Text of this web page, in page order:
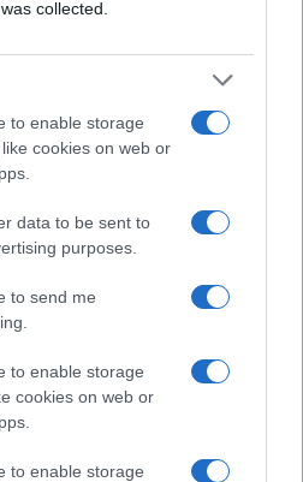
collected.
to enable storage
cookies on web or
data to be sent to
purposes.
to send me
to enable storage
cookies on web or
to enable storage
intelligenciával lenne
már mesterséges